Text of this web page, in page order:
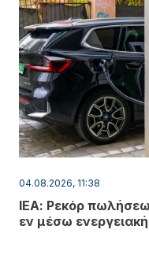
04.08.2026, 11:38
ΙΕΑ: Ρεκόρ
εν μέσω